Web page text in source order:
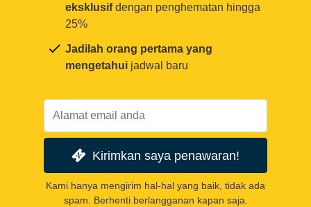
eksklusifdengan penghematan hingga
25%
Jadilah orang pertama yang
mengetahui jadwal baru
Kirimkan saya penawaran!
Kami hanya mengirim hal-hal yang baik, tidak ada
spam. Berhenti berlangganan kapan saja.